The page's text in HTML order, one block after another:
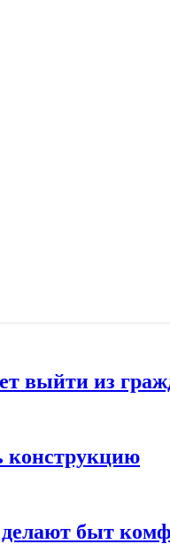
выйти из
конструкцию
делают быт